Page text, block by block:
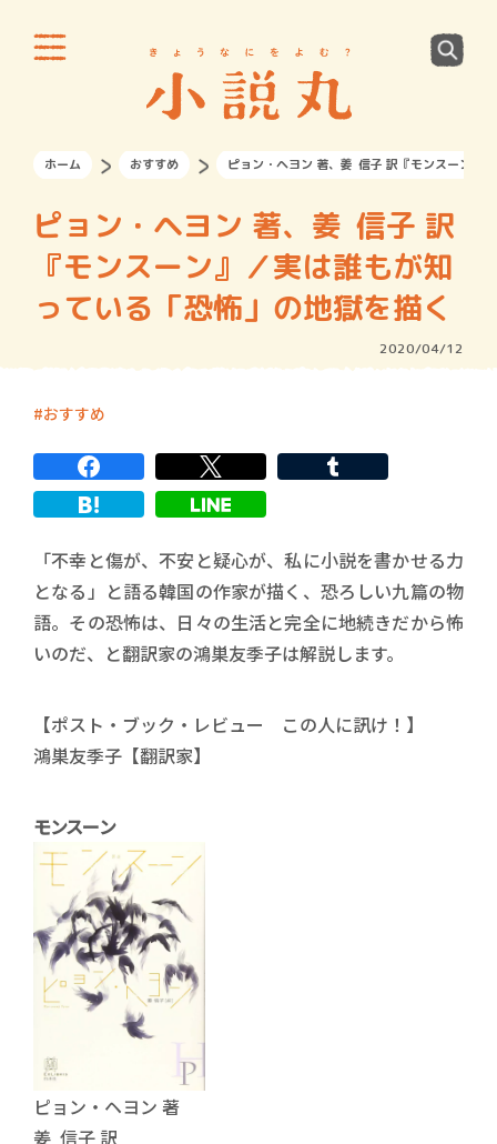
ホーム おすすめ ピョン・ヘヨン 著、姜 信子 訳『モンスーン』
ピョン・ヘヨン 著、姜 信子 訳
『モンスーン』／実は誰もが知
っている「恐怖」の地獄を描く
2020/04/12
おすすめ
「不幸と傷が、不安と疑心が、私に小説を書かせる力
となる」と語る韓国の作家が描く、恐ろしい九篇の物
語。その恐怖は、日々の生活と完全に地続きだから怖
いのだ、と翻訳家の鴻巣友季子は解説します。
【ポスト・ブック・レビュー この人に訊け！】
鴻巣友季子【翻訳家】
モンスーン
ピョン・ヘヨン 著
姜 信子 訳